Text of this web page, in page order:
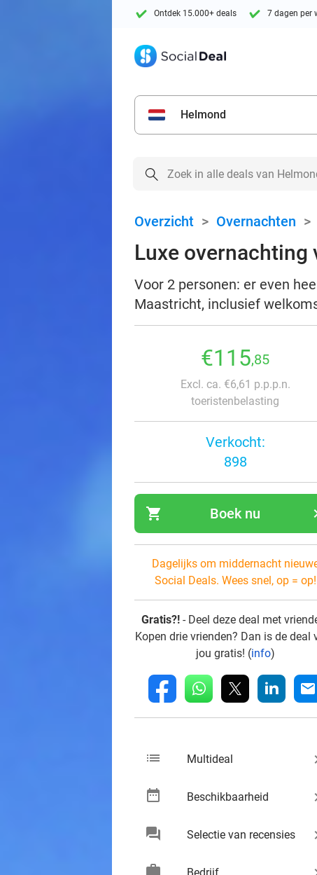
Ontdek 15.000+ deals 7 dagen per
Helmond
Overzicht > Overnachten >
Luxe
Voor 2 personen: er even
Maastricht, inclusief
€115,85
Excl. ca. €6,61 p.p.p.n.
toeristenbelasting
Verkocht:
898
shopping_cart Boek nu
Dagelijks om middernacht
Social Deals. Wees snel, op = op!
Gratis?! - Deel deze deal met
Kopen drie vrienden? Dan is de deal
jou gratis! (info)
fb whatsapp linkedin mail
list Multideal
date_range Beschikbaarheid
chat Selectie van recensies
work